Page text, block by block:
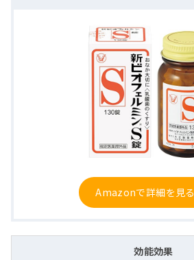
Amazonで詳細を見る
効能効果